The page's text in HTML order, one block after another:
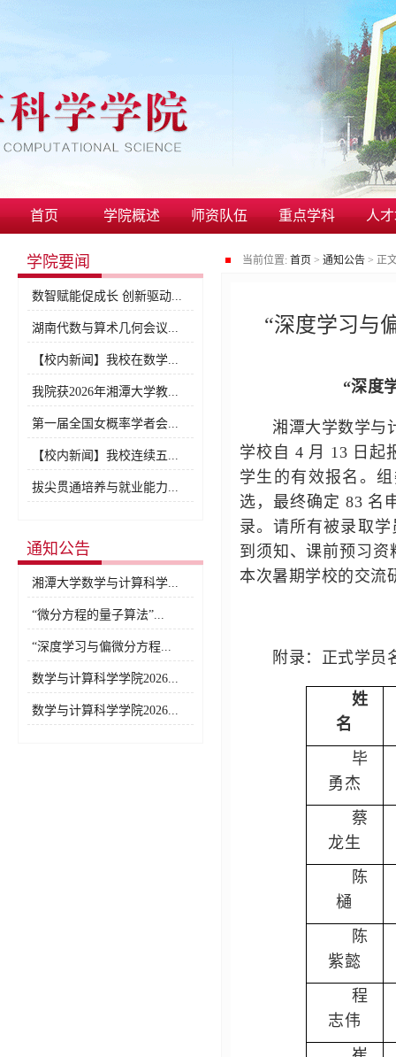
首页 学院概述 师资队伍 重点学科 人
学院要闻
数智赋能促成长 创新驱动...
湖南代数与算术几何会议...
【校内新闻】我校在数学...
我院获2026年湘潭大学教...
第一届全国女概率学者会...
【校内新闻】我校连续五...
拔尖贯通培养与就业能力...
通知公告
湘潭大学数学与计算科学...
“微分方程的量子算法”...
“深度学习与偏微分方程...
数学与计算科学学院2026...
数学与计算科学学院2026...
当前位置: 首页 > 通知公告 > 正
“深度学习与
“深度
湘潭大学数学与
学校自 4 月 13 日起
学生的有效报名。
选，最终确定 83 名
录。请所有被录取
到须知、课前预习
本次暑期学校的交流
附录：正式学员
姓
名
毕
勇杰
蔡
龙生
陈
樋
陈
紫懿
程
志伟